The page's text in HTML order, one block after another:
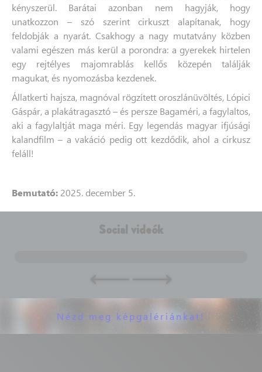
kényszerül. Barátai azonban nem hagyják, hogy
unatkozzon – szó szerint cirkuszt alapítanak, hogy
feldobják a nyarát. Csakhogy a nagy mutatvány közben
valami egészen más kerül a porondra: a gyerekek hirtelen
egy rejtélyes majomrablás kellős közepén találják
magukat, és nyomozásba kezdenek.
Állatkerti hajsza, magnóval rögzített oroszlánüvöltés, Lópici
Gáspár, a plakátragasztó – és persze Bagaméri, a fagylaltos,
aki a fagylaltját maga méri. Egy legendás magyar ifjúsági
kalandfilm – a vakáció pedig ott kezdődik, ahol a cirkusz
feláll!
Bemutató: 2025. december 5.
Social videók
Nézd meg képgalériánkat!